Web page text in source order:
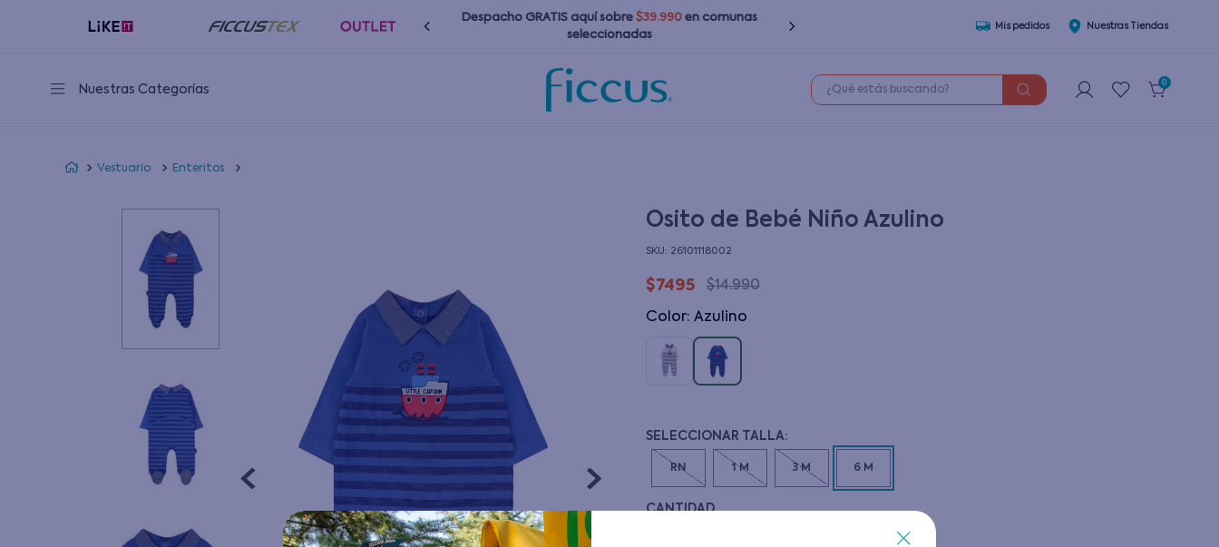
Despacho GRATIS aquísobre $39.990en comunas
seleccionadas
Mis pedidos Nuestras Tiendas
Nuestras Categorías
¿Qué estás buscando? 0
Vestuario Enteritos
Osito de Bebé Niño Azulino
: 26101118002
$7495 $14.990
Color: azulino
RN 1 M 3 M 6 M
CANTIDAD
chaquetas
impermeable
botas agua
9. poleras
10. pijama